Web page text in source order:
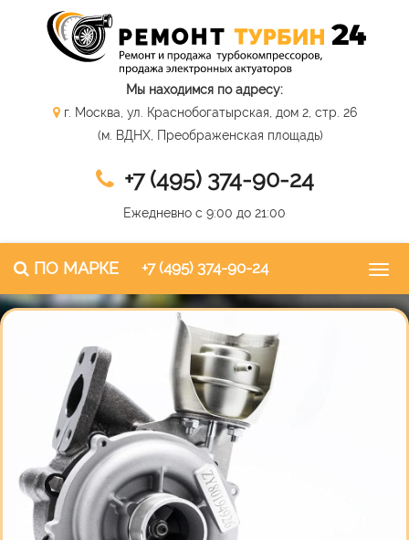
Мы находимся по адресу:
г. Москва, ул. Краснобогатырская, дом 2, стр. 26
(м. ВДНХ, Преображенская площадь)
+7 (495) 374-90-24
Ежедневно с 9:00 до 21:00
ПО МАРКЕ +7 (495) 374-90-24